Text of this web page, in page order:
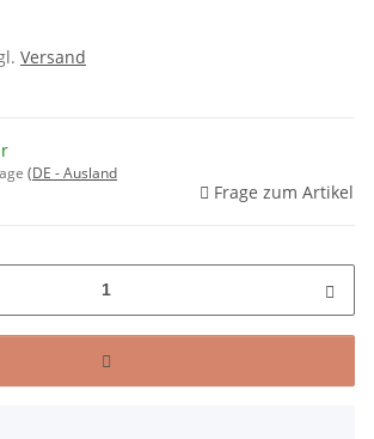
Versand
(DE - Ausland
Frage zum Artikel